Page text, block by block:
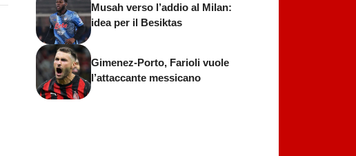
Musah verso l’addio al Milan:
idea per il Besiktas
Gimenez-Porto, Farioli vuole
l’attaccante messicano